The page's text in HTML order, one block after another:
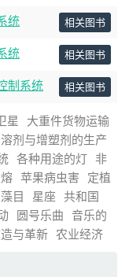
统 相关图书
统 相关图书
制系统 相关图书
星
大重件货物运输
溶剂与增塑剂的生产
各种用途的灯 非
苹果病虫害
定植
目 星座 共和国
圆号乐曲 音乐的
与革新 农业经济